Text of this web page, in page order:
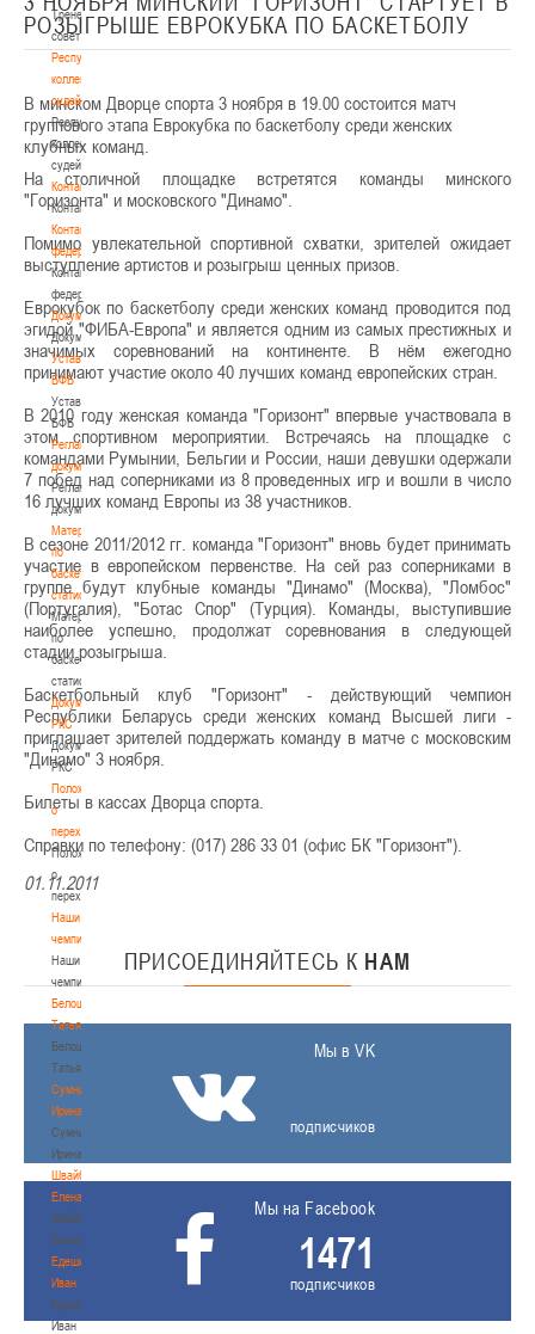
Тренерский
совет
Республиканская
коллегия
судей
Республиканская
коллегия
судей
Контакты
Контакты
Контакты
федерации
Контакты
федерации
Документы
Документы
Устав
БФБ
Устав
БФБ
Регламентирующие
документы
Регламентирующие
документы
Материалы
по
баскетбольной
статистике
Материалы
по
баскетбольной
статистике
Документы
РКС
Документы
РКС
Положение
о
переходах
Положение
о
переходах
Наши
чемпионы
Наши
чемпионы
Белошапко
Татьяна
Белошапко
Татьяна
Сумникова
Ирина
Сумникова
Ирина
Швайбович
Елена
Швайбович
Елена
Едешко
Иван
Едешко
Иван
РОЗЫГРЫШЕ ЕВРОКУБКА ПО БАСКЕТБОЛУ
В минском Дворце спорта 3 ноября в 19.00 состоится матч
группового этапа Еврокубка по баскетболу среди женских
клубных команд.
На столичной площадке встретятся команды минского
"Горизонта" и московского "Динамо".
Помимо увлекательной спортивной схватки, зрителей ожидает
выступление артистов и розыгрыш ценных призов.
Еврокубок по баскетболу среди женских команд проводится под
эгидой "ФИБА-Европа" и является одним из самых престижных и
значимых соревнований на континенте. В нём ежегодно
принимают участие около 40 лучших команд европейских стран.
В 2010 году женская команда "Горизонт" впервые участвовала в
этом спортивном мероприятии. Встречаясь на площадке с
командами Румынии, Бельгии и России, наши девушки одержали
7 побед над соперниками из 8 проведенных игр и вошли в число
16 лучших команд Европы из 38 участников.
В сезоне 2011/2012 гг. команда "Горизонт" вновь будет принимать
участие в европейском первенстве. На сей раз соперниками в
группе будут клубные команды "Динамо" (Москва), "Ломбос"
(Португалия), "Ботас Спор" (Турция). Команды, выступившие
наиболее успешно, продолжат соревнования в следующей
стадии розыгрыша.
Баскетбольный клуб "Горизонт" - действующий чемпион
Республики Беларусь среди женских команд Высшей лиги -
приглашает зрителей поддержать команду в матче с московским
"Динамо" 3 ноября.
Билеты в кассах Дворца спорта.
Справки по телефону: (017) 286 33 01 (офис БК "Горизонт").
01.11.2011
ПРИСОЕДИНЯЙТЕСЬ К НАМ
Мы в VK
подписчиков
Мы на Facebook
1471
подписчиков